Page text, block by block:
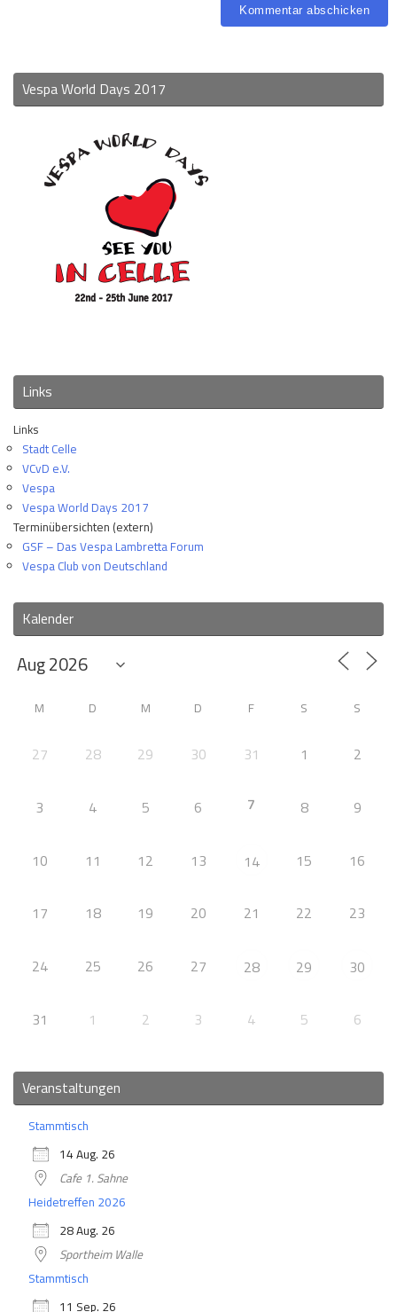
Vespa World Days 2017
Links
Links
Stadt Celle
VCvD e.V.
Vespa
Vespa World Days 2017
Terminübersichten (extern)
GSF – Das Vespa Lambretta Forum
Vespa Club von Deutschland
Kalender
M D M D F S S
27 28 29 30 31 1 2
3 4 5 6 7 8 9
10 11 12 13 14 15 16
17 18 19 20 21 22 23
24 25 26 27 28 29 30
31 1 2 3 4 5 6
Veranstaltungen
Stammtisch
14 Aug. 26
Cafe 1. Sahne
Heidetreffen 2026
28 Aug. 26
Sportheim Walle
Stammtisch
11 Sep. 26